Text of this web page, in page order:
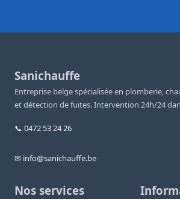
Sanichauffe
Entreprise belge spécialisée en plomberie,
et détection de fuites. Intervention 24h/24
📞 0472 53 24 26
✉ info@sanichauffe.be
Nos services